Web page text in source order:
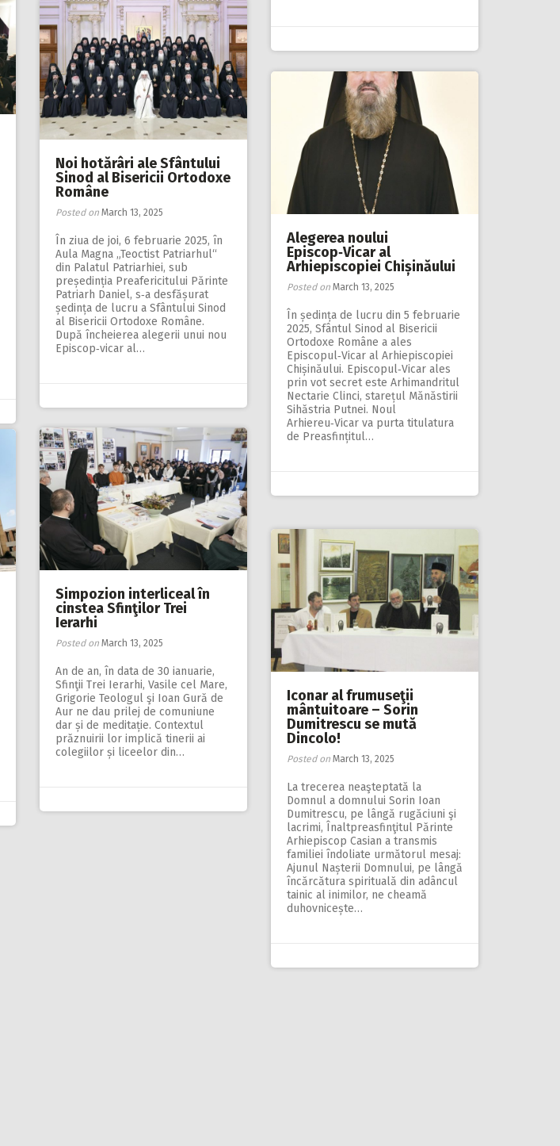
Noi hotărâri ale Sfântului
Sinod al Bisericii Ortodoxe
Române
Posted on March 13, 2025
În ziua de joi, 6 februarie 2025, în
Aula Magna „Teoctist Patriarhul“
din Palatul Patriarhiei, sub
președinția Preafericitului Părinte
Patriarh Daniel, s‑a desfășurat
ședința de lucru a Sfântului Sinod
al Bisericii Ortodoxe Române.
După încheierea alegerii unui nou
Episcop‑vicar al…
Alegerea noului
Episcop‑Vicar al
Arhiepiscopiei Chișinăului
Posted on March 13, 2025
În ședința de lucru din 5 februarie
2025, Sfântul Sinod al Bisericii
Ortodoxe Române a ales
Episcopul‑Vicar al Arhiepiscopiei
Chișinăului. Episcopul‑Vicar ales
prin vot secret este Arhimandritul
Nectarie Clinci, starețul Mănăstirii
Sihăstria Putnei. Noul
Arhiereu‑Vicar va purta titulatura
de Preasfințitul…
Simpozion interliceal în
cinstea Sfinţilor Trei
Ierarhi
Posted on March 13, 2025
An de an, în data de 30 ianuarie,
Sfinţii Trei Ierarhi, Vasile cel Mare,
Grigorie Teologul şi Ioan Gură de
Aur ne dau prilej de comuniune
dar și de meditație. Contextul
prăznuirii lor implică tinerii ai
colegiilor și liceelor din…
Iconar al frumuseţii
mântuitoare – Sorin
Dumitrescu se mută
Dincolo!
Posted on March 13, 2025
La trecerea neaşteptată la
Domnul a domnului Sorin Ioan
Dumitrescu, pe lângă rugăciuni şi
lacrimi, Înaltpreasfinţitul Părinte
Arhiepiscop Casian a transmis
familiei îndoliate următorul mesaj:
Ajunul Nașterii Domnului, pe lângă
încărcătura spirituală din adâncul
tainic al inimilor, ne cheamă
duhovnicește…